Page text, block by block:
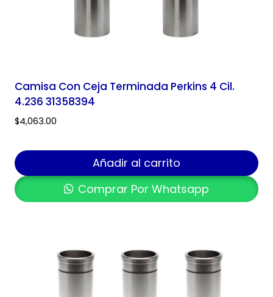
Camisa Con Ceja Terminada Perkins 4 Cil.
4.236 31358394
$4,063.00
Añadir al carrito
Comprar Por Whatsapp